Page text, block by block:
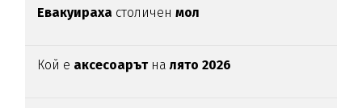
Евакуираха столиченмол
Кой е аксесоарътналято 2026